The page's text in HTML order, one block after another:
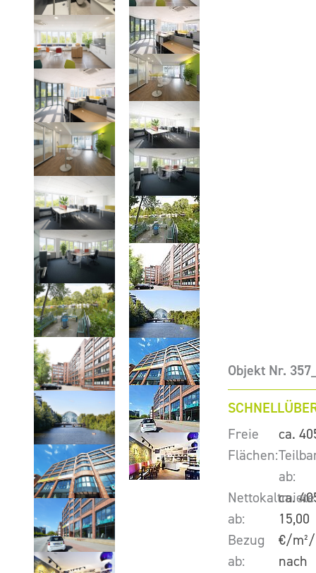
Objekt Nr.
Freie
Flächen:
ca.
ab:
ca.
Nettokaltmiete
ab:
15,00
€/
Bezug
ab:
nach